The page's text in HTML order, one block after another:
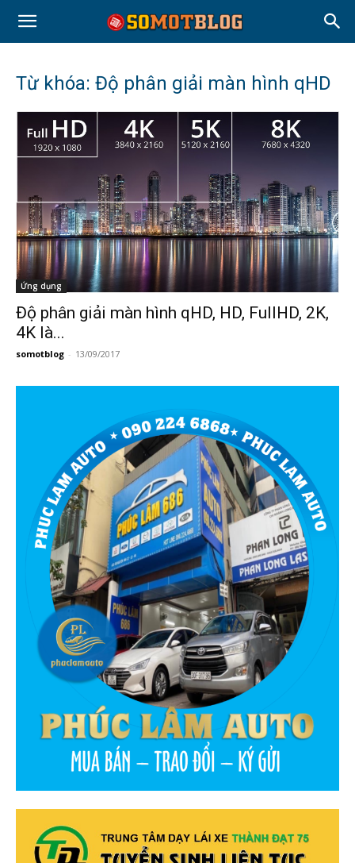
Từ khóa: Độ phân giải màn hình qHD
Ứng dụng
Độ phân giải màn hình qHD, HD, FullHD, 2K,
4K là...
somotblog - 13/09/2017